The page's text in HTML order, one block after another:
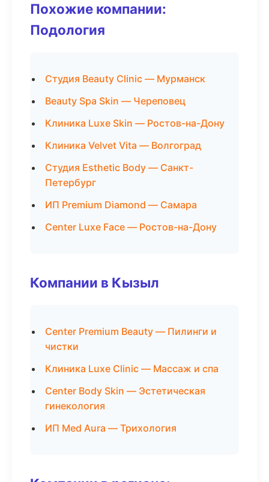
Похожие компании:
Подология
Студия Beauty Clinic — Мурманск
Beauty Spa Skin — Череповец
Клиника Luxe Skin — Ростов-на-Дону
Клиника Velvet Vita — Волгоград
Студия Esthetic Body — Санкт-
Петербург
ИП Premium Diamond — Самара
Center Luxe Face — Ростов-на-Дону
Компании в Кызыл
Center Premium Beauty — Пилинги и
чистки
Клиника Luxe Clinic — Массаж и спа
Center Body Skin — Эстетическая
гинекология
ИП Med Aura — Трихология